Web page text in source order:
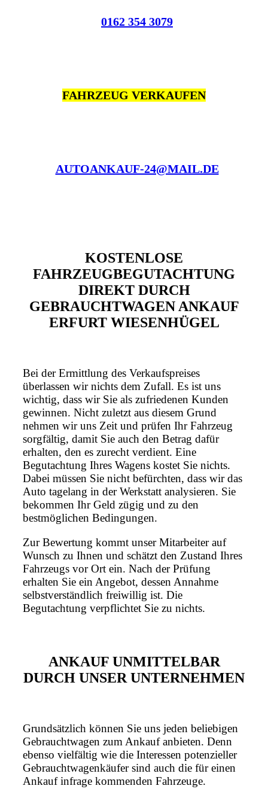
0162 354 3079
FAHRZEUG VERKAUFEN
AUTOANKAUF-24@MAIL.DE
KOSTENLOSE
FAHRZEUGBEGUTACHTUNG
DIREKT DURCH
GEBRAUCHTWAGEN ANKAUF
ERFURT WIESENHÜGEL
Bei der Ermittlung des Verkaufspreises
überlassen wir nichts dem Zufall. Es ist uns
wichtig, dass wir Sie als zufriedenen Kunden
gewinnen. Nicht zuletzt aus diesem Grund
nehmen wir uns Zeit und prüfen Ihr Fahrzeug
sorgfältig, damit Sie auch den Betrag dafür
erhalten, den es zurecht verdient. Eine
Begutachtung Ihres Wagens kostet Sie nichts.
Dabei müssen Sie nicht befürchten, dass wir das
Auto tagelang in der Werkstatt analysieren. Sie
bekommen Ihr Geld zügig und zu den
bestmöglichen Bedingungen.
Zur Bewertung kommt unser Mitarbeiter auf
Wunsch zu Ihnen und schätzt den Zustand Ihres
Fahrzeugs vor Ort ein. Nach der Prüfung
erhalten Sie ein Angebot, dessen Annahme
selbstverständlich freiwillig ist. Die
Begutachtung verpflichtet Sie zu nichts.
ANKAUF UNMITTELBAR
DURCH UNSER UNTERNEHMEN
Grundsätzlich können Sie uns jeden beliebigen
Gebrauchtwagen zum Ankauf anbieten. Denn
ebenso vielfältig wie die Interessen potenzieller
Gebrauchtwagenkäufer sind auch die für einen
Ankauf infrage kommenden Fahrzeuge.